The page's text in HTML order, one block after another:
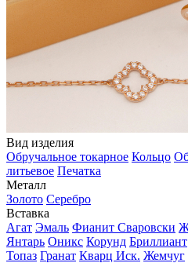
Вид изделия
Обручальное токарное Кольцо
литьевое Печатка
Металл
Золото Серебро
Вставка
Агат Эмаль Фианит Сваровски
Янтарь Оникс Корунд Бриллиант
Топаз Гранат Кварц Иск. Жемчуг